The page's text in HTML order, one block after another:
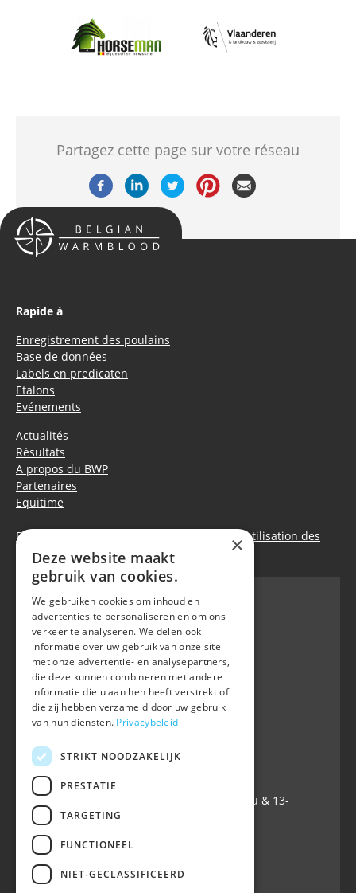
Afbeelding Afbeelding
Partagez cette page sur votre réseau
Rapide à
Enregistrement des poulains
Base de données
Labels en predicaten
Etalons
Evénements
Actualités
Résultats
A propos du BWP
Partenaires
Equitime
Déclaration de confidentialité
Politique d’utilisation des
cookies
BWP
Waversebaan 99
B-3050 OUD-HEVERLEE
+32 (0) 16 47 99 80
+32 (0) 16 47 99 85
TVA BE 0410.346.424
IBAN BE40 7364 0368 4863
Ouvert tous les jours ouvrables: 9u-12u & 13-
16u
Suivez-nous sur
×
Deze website maakt
gebruik van cookies.
We gebruiken cookies om inhoud en
advertenties te personaliseren en om ons
verkeer te analyseren. We delen ook
informatie over uw gebruik van onze site
met onze advertentie- en analysepartners,
die deze kunnen combineren met andere
informatie die u aan hen heeft verstrekt of
die zij hebben verzameld door uw gebruik
van hun diensten. Privacybeleid
STRIKT NOODZAKELIJK
PRESTATIE
TARGETING
FUNCTIONEEL
NIET-GECLASSIFICEERD